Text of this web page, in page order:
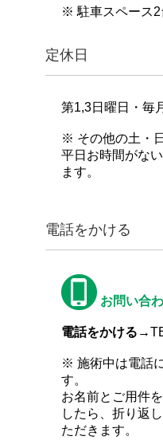
※ 駐車スペース2
定休日
第1,3日曜日・毎
※ その他の土・
平日お時間がな
ます。
電話をかける
お問い合
電話をかける→
※ 施術中は電話
す。
お名前とご用件
したら、折り返
ただきます。